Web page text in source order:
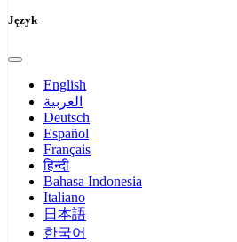
Język
English
العربية
Deutsch
Español
Français
हिन्दी
Bahasa Indonesia
Italiano
日本語
한국어